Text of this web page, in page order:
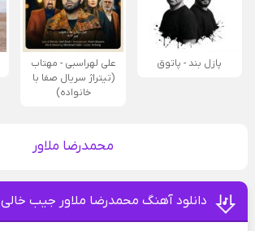
پازل بند - پاتوق
علی لهراسبی - مهتاب
(تیتراژ سریال صفا با
خانواده)
محمدرضا ملاور
دانلود آهنگ محمدرضا ملاور جیب خالی